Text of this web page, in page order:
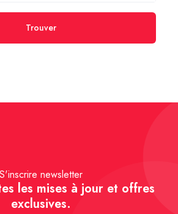
Trouver
S'inscrire newsletter
les mises à jour et offres
exclusives.